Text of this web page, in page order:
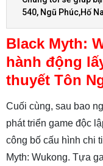
540, Ngũ Phúc,Hố
Black Myth:
hành động
thuyết Tôn
Cuối cùng, sau bao
phát triển game độc
công bố cấu hình chi
Myth: Wukong. Tựa